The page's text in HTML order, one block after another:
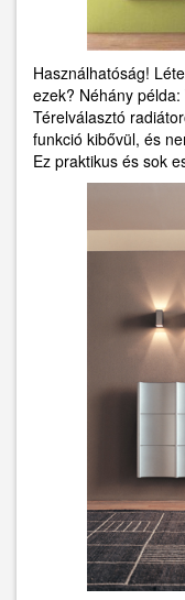
Használhatóság!
ezek? Néhány
Térelválasztó
funkció kibővül, és
Ez praktikus és sok